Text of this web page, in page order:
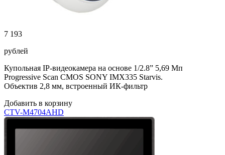
7 193
рублей
Купольная IP-видеокамера на основе 1/2.8” 5,69 Мп
Progressive Scan CMOS SONY IMX335 Starvis.
Объектив 2,8 мм, встроенный ИК-фильтр
Добавить в корзину
CTV-М4704AHD